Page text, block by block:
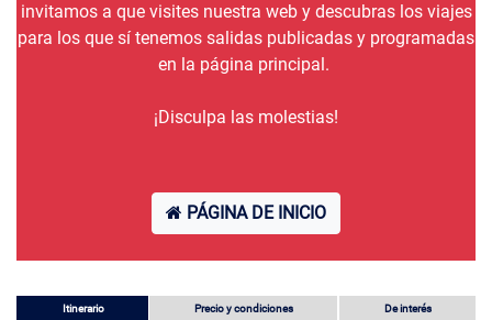
invitamos a que visites nuestra web y descubras los viajes
para los que sí tenemos salidas publicadas y programadas
en la página principal.
¡Disculpa las molestias!
PÁGINA DE INICIO
Itinerario Precio y condiciones De interés